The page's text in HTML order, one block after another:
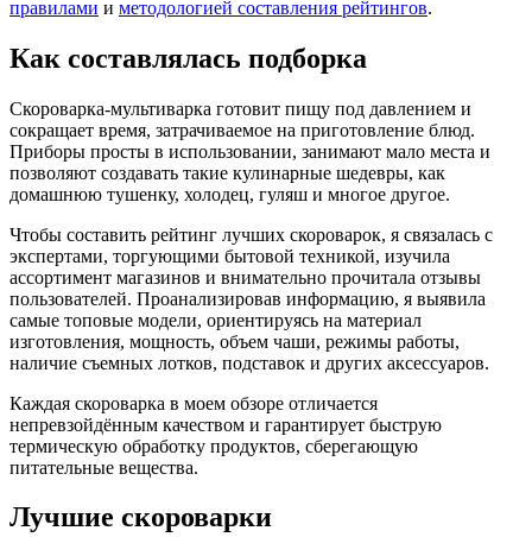
правилами и методологией составления рейтингов.
Как составлялась подборка
Скороварка-мультиварка готовит пищу под давлением и
сокращает время, затрачиваемое на приготовление блюд.
Приборы просты в использовании, занимают мало места и
позволяют создавать такие кулинарные шедевры, как
домашнюю тушенку, холодец, гуляш и многое другое.
Чтобы составить рейтинг лучших скороварок, я связалась с
экспертами, торгующими бытовой техникой, изучила
ассортимент магазинов и внимательно прочитала отзывы
пользователей. Проанализировав информацию, я выявила
самые топовые модели, ориентируясь на материал
изготовления, мощность, объем чаши, режимы работы,
наличие съемных лотков, подставок и других аксессуаров.
Каждая скороварка в моем обзоре отличается
непревзойдённым качеством и гарантирует быструю
термическую обработку продуктов, сберегающую
питательные вещества.
Лучшие скороварки